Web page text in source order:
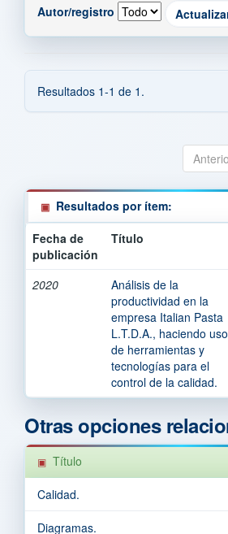
Autor/registro
Resultados 1-1 de 1.
Resultados por ítem:
Fecha de
publicación
Título
2020
Análisis de la
productividad en la
empresa Italian Pasta
L.T.D.A., haciendo uso
de herramientas y
tecnologías para el
control de la calidad.
Otras opciones
Título
Calidad.
Diagramas.